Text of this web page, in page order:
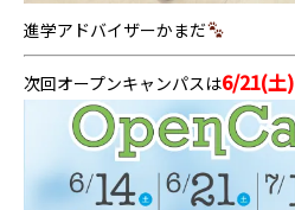
進学アドバイザーかまだ
次回オープンキャンパスは6/21(土)